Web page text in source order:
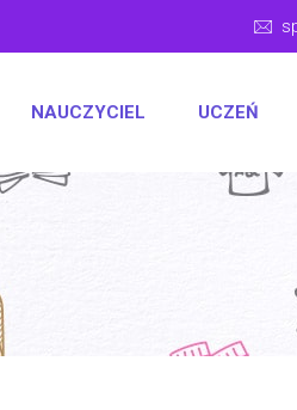
NAUCZYCIEL UCZEŃ